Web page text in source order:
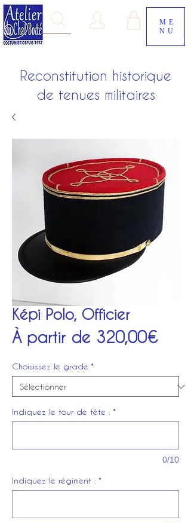
ME
NU
Reconstitution historique
de tenues militaires
Képi Polo, Officier
À partir de 320,00€Prix
Choisissez le grade *
Indiquez le tour de tête : *
0/10
Indiquez le régiment : *